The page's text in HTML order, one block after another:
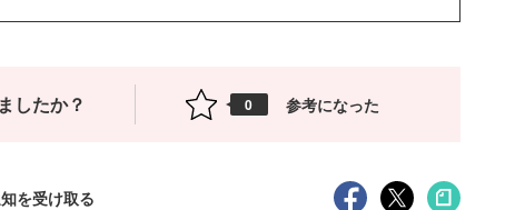
したか？ 0 参考になった
を受け取る